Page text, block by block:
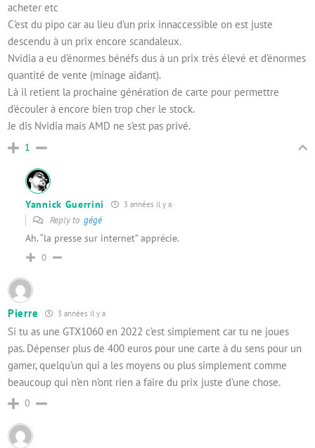
acheter etc
C’est du pipo car au lieu d’un prix innaccessible on est juste
descendu à un prix encore scandaleux.
Nvidia a eu d’énormes bénéfs dus à un prix très élevé et d’énormes
quantité de vente (minage aidant).
Là il retient la prochaine génération de carte pour permettre
d’écouler à encore bien trop cher le stock.
Je dis Nvidia mais AMD ne s’est pas privé.
1
Yannick Guerrini 3 années il y a
Reply to gégé
Ah. “la presse sur internet” apprécie.
0
Pierre 3 années il y a
Si tu as une GTX1060 en 2022 c’est simplement car tu ne joues
pas. Dépenser plus de 400 euros pour une carte à du sens pour un
gamer, quelqu’un qui a les moyens ou plus simplement comme
beaucoup qui n’en n’ont rien a faire du prix juste d’une chose.
0